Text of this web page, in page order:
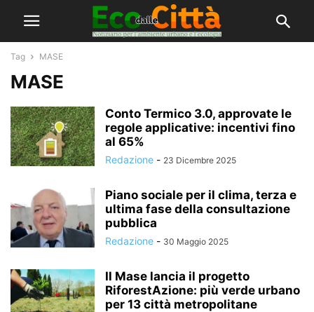
Tag MASE
MASE
Conto Termico 3.0, approvate le
regole applicative: incentivi fino
al 65%
Redazione - 23 Dicembre 2025
Piano sociale per il clima, terza e
ultima fase della consultazione
pubblica
Redazione - 30 Maggio 2025
Il Mase lancia il progetto
RiforestAzione: più verde urbano
per 13 città metropolitane